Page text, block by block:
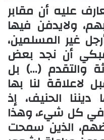
عليه أن مقابر
ولايدفن فيها
غير المسلمين،
أن نجد بعض
والتقدم (…) بل
لاعلاقة لنا بها
الحنيف، إذ
في كل شيء، وهذا
الذين سمحت